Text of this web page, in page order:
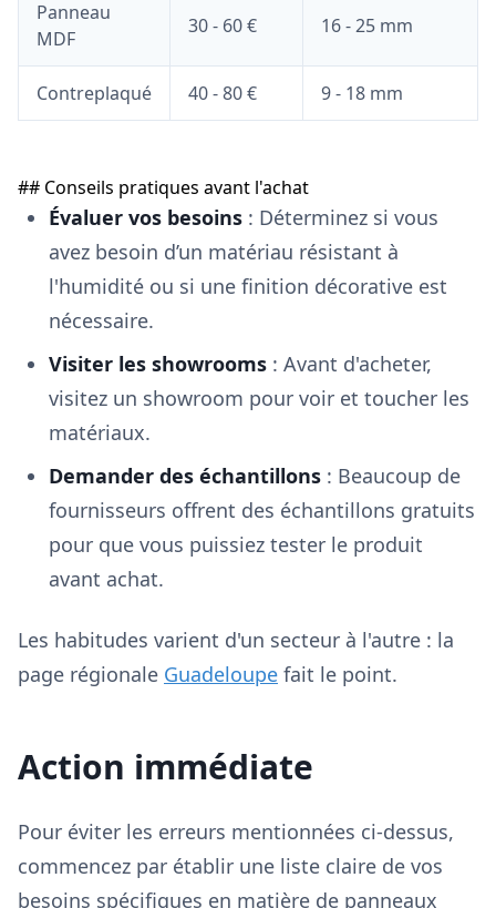
Panneau
MDF
30 - 60 € 16 - 25 mm
Contreplaqué 40 - 80 € 9 - 18 mm
## Conseils pratiques avant l'achat
Évaluer vos besoins : Déterminez si vous
avez besoin d’un matériau résistant à
l'humidité ou si une finition décorative est
nécessaire.
Visiter les showrooms : Avant d'acheter,
visitez un showroom pour voir et toucher les
matériaux.
Demander des échantillons : Beaucoup de
fournisseurs offrent des échantillons gratuits
pour que vous puissiez tester le produit
avant achat.
Les habitudes varient d'un secteur à l'autre : la
page régionale Guadeloupe fait le point.
Action immédiate
Pour éviter les erreurs mentionnées ci-dessus,
commencez par établir une liste claire de vos
besoins spécifiques en matière de panneaux